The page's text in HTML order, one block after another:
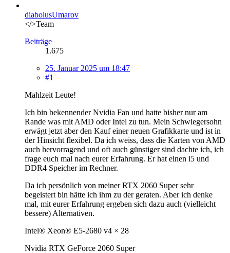
diabolusUmarov
</>Team
Beiträge
1.675
25. Januar 2025 um 18:47
#1
Mahlzeit Leute!
Ich bin bekennender Nvidia Fan und hatte bisher nur am
Rande was mit AMD oder Intel zu tun. Mein Schwiegersohn
erwägt jetzt aber den Kauf einer neuen Grafikkarte und ist in
der Hinsicht flexibel. Da ich weiss, dass die Karten von AMD
auch hervorragend und oft auch günstiger sind dachte ich, ich
frage euch mal nach eurer Erfahrung. Er hat einen i5 und
DDR4 Speicher im Rechner.
Da ich persönlich von meiner RTX 2060 Super sehr
begeistert bin hätte ich ihm zu der geraten. Aber ich denke
mal, mit eurer Erfahrung ergeben sich dazu auch (vielleicht
bessere) Alternativen.
Intel® Xeon® E5-2680 v4 × 28
Nvidia RTX GeForce 2060 Super